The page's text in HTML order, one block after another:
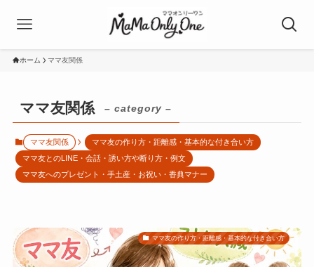
ホーム ママ友関係
ママ友関係 – category –
ママ友関係
ママ友の作り方・距離感・基本的な付き合い方
ママ友とのLINE・会話・誘い方や断り方・例文
ママ友へのプレゼント・手土産・お祝い・香典マナー
ママ友の作り方・距離感・基本的な付き合い方